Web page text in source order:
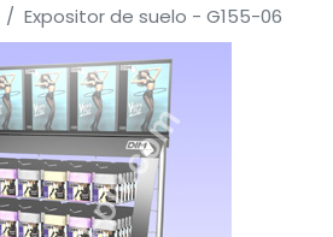
Expositor de suelo - G155-06